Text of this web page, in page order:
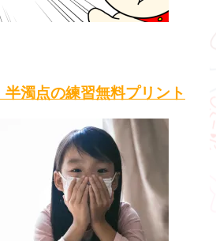
濁点の練習無料プリント